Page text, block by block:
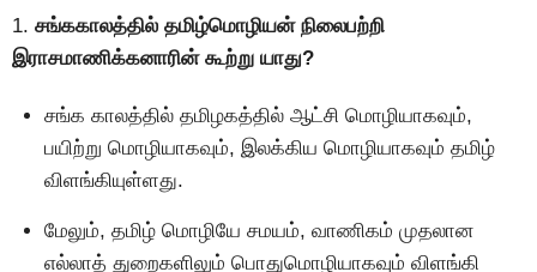
1. சங்ககாலத்தில் தமிழ்மொழியன் நிலைபற்றி
இராசமாணிக்கனாரின் கூற்று யாது?
சங்க காலத்தில் தமிழகத்தில் ஆட்சி மொழியாகவும்,
பயிற்று மொழியாகவும், இலக்கிய மொழியாகவும் தமிழ்
விளங்கியுள்ளது.
மேலும், தமிழ் மொழியே சமயம், வாணிகம் முதலான
எல்லாத் துறைகளிலும் பொதுமொழியாகவும் விளங்கி